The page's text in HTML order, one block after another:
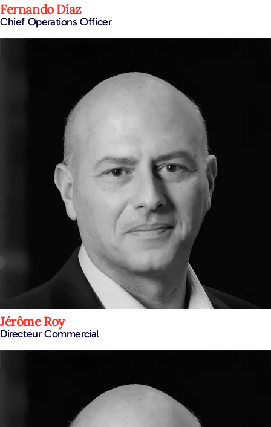
Fernando Díaz
Chief Operations Officer
Jérôme Roy
Directeur Commercial